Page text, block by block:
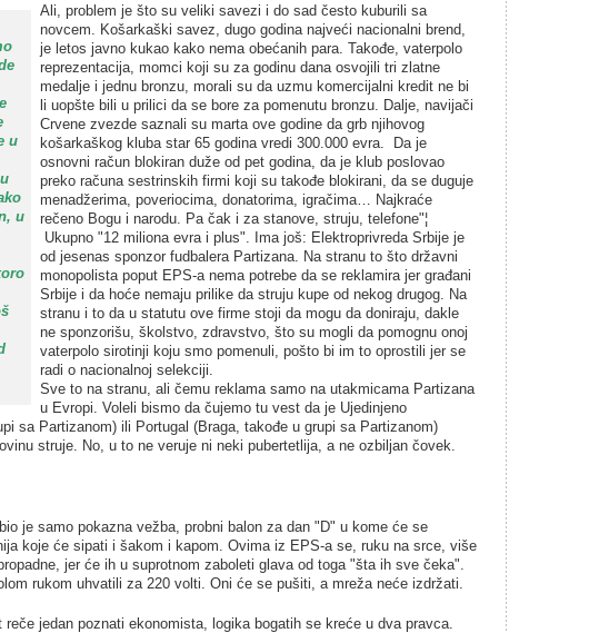
u
u
Ali, problem je što su veliki savezi i do sad često kuburili sa
novcem. Košarkaški savez, dugo godina najveći nacionalni brend,
je letos javno kukao kako nema obećanih para. Takođe, vaterpolo
reprezentacija, momci koji su za godinu dana osvojili tri zlatne
medalje i jednu bronzu, morali su da uzmu komercijalni kredit ne bi
li uopšte bili u prilici da se bore za pomenutu bronzu. Dalje, navijači
Crvene zvezde saznali su marta ove godine da grb njihovog
košarkaškog kluba star 65 godina vredi 300.000 evra. Da je
osnovni račun blokiran duže od pet godina, da je klub poslovao
preko računa sestrinskih firmi koji su takođe blokirani, da se duguje
menadžerima, poveriocima, donatorima, igračima… Najkraće
rečeno Bogu i narodu. Pa čak i za stanove, struju, telefone"¦
Ukupno "12 miliona evra i plus". Ima još: Elektroprivreda Srbije je
od jesenas sponzor fudbalera Partizana. Na stranu to što državni
monopolista poput EPS-a nema potrebe da se reklamira jer građani
Srbije i da hoće nemaju prilike da struju kupe od nekog drugog. Na
stranu i to da u statutu ove firme stoji da mogu da doniraju, dakle
ne sponzorišu, školstvo, zdravstvo, što su mogli da pomognu onoj
vaterpolo sirotinji koju smo pomenuli, pošto bi im to oprostili jer se
radi o nacionalnoj selekciji.
Sve to na stranu, ali čemu reklama samo na utakmicama Partizana
u Evropi. Voleli bismo da čujemo tu vest da je Ujedinjeno
sa Partizanom) ili Portugal (Braga, takođe u grupi sa Partizanom)
struje. No, u to ne veruje ni neki pubertetlija, a ne ozbiljan čovek.
je samo pokazna vežba, probni balon za dan "D" u kome će se
koje će sipati i šakom i kapom. Ovima iz EPS-a se, ruku na srce, više
jer će ih u suprotnom zaboleti glava od toga "šta ih sve čeka".
rukom uhvatili za 220 volti. Oni će se pušiti, a mreža neće izdržati.
jedan poznati ekonomista, logika bogatih se kreće u dva pravca.